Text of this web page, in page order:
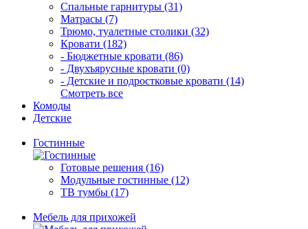
Спальные гарнитуры (31)
Матрасы (7)
Трюмо, туалетные столики (32)
Кровати (182)
- Бюджетные кровати (86)
- Двухъярусные кровати (0)
- Детские и подростковые кровати (14)
Смотреть все
Комоды
Детские
Гостинные
Готовые решения (16)
Модульные гостинные (12)
ТВ тумбы (17)
Мебель для прихожей